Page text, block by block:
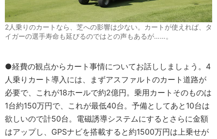
2人乗りのカートなら、芝への影響は少ない。カートが使えれば、タ
イガーの選手寿命も延びるのではとの声もあるが……。
●経費の観点からカート事情についてお話ししましょう。4
人乗りカート導入には、まずアスファルトのカート道路が
必要で、これが18ホールで約2億円。乗用カートそのものは
1台約150万円で、これが最低40台。予備としてあと10台は
欲しいので計50台。電磁誘導システムにするとさらに金額
はアップし、GPSナビを搭載すると約1500万円は上乗せが